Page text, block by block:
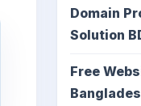
Domain
Solution
Free